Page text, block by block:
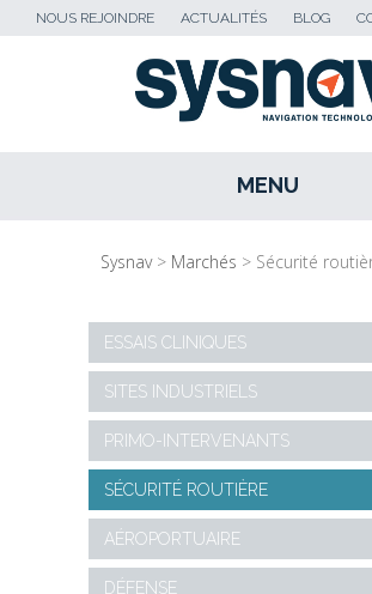
BLOG
ACTUALITÉS
NOUS REJOINDRE
MENU
SKIP TO CONTENT
Sysnav> Marchés > Sécurité
ESSAIS CLINIQUES
SITES INDUSTRIELS
PRIMO-INTERVENANTS
SÉCURITÉ ROUTIÈRE
AÉROPORTUAIRE
DÉFENSE